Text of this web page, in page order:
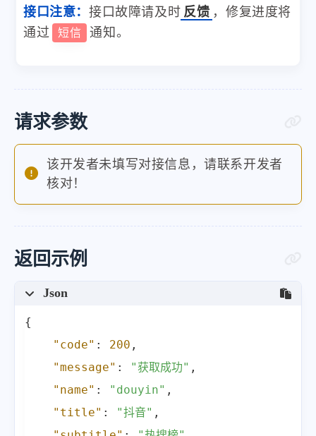
接口注意： 接口故障请及时 反馈 ，修复进度将
通过
短信 通知。
请求参数
该开发者未填写对接信息，请联系开发者
核对！
返回示例
Json
{
"code" : 200 ,
"message" : "获取成功" ,
"name" : "douyin" ,
"title" : "抖音" ,